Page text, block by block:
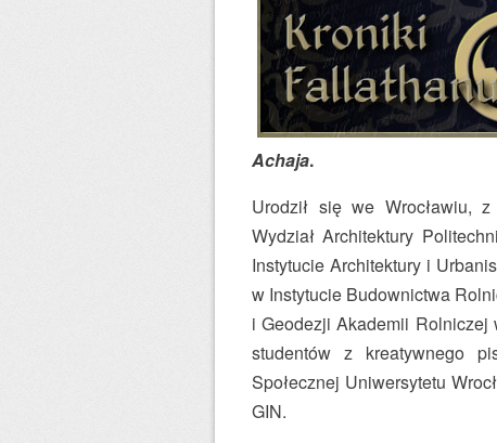
Achaja.
Urodził się we Wrocławiu,
Wydział Architektury
Instytucie Architektury i
w Instytucie Budownictwa
i Geodezji Akademii Rolniczej
studentów z kreatywnego
Społecznej Uniwersytetu
GIN.